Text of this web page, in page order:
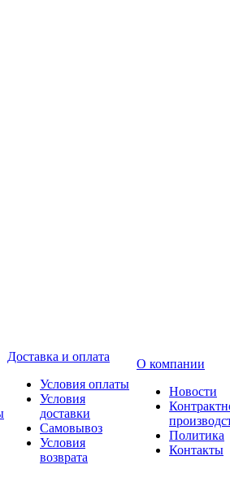
Доставка и оплата
Условия оплаты
Условия
доставки
Самовывоз
Условия
возврата
О компании
Новости
Политика
Контакты